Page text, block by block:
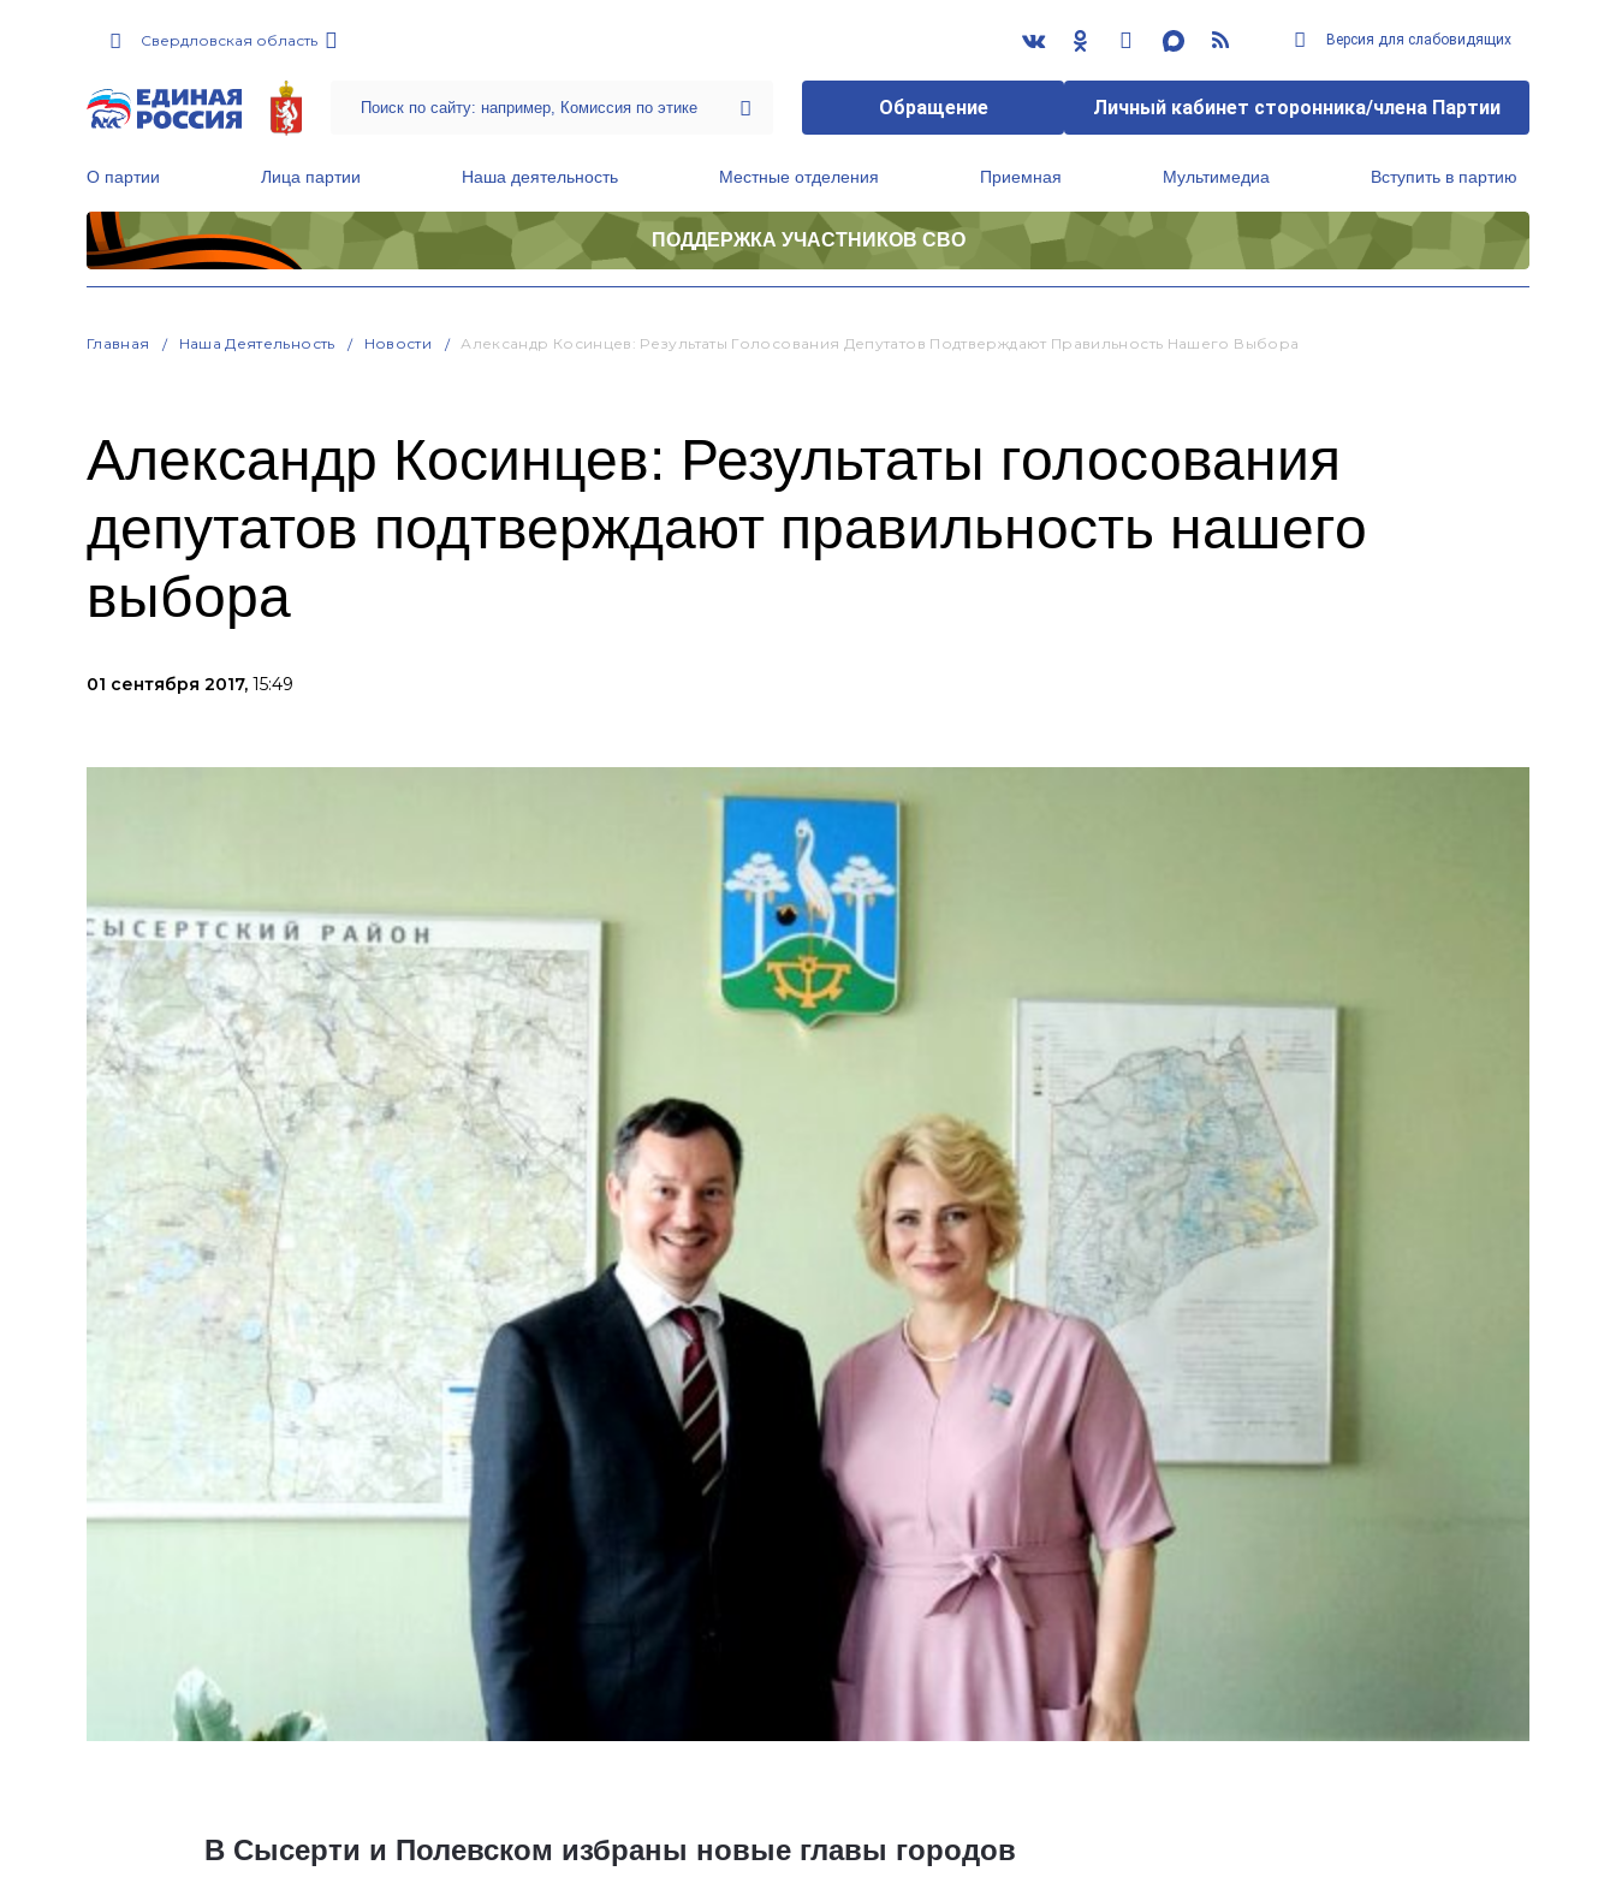
Свердловская область Версия для слабовидящих
Обращение Личный кабинет сторонника/члена Партии
О партии Лица партии Наша деятельность Местные отделения Приемная Мультимедиа Вступить в партию
ПОДДЕРЖКА УЧАСТНИКОВ СВО
Главная Наша Деятельность Новости Александр Косинцев: Результаты Голосования Депутатов Подтверждают Правильность Нашего Выбора
Александр Косинцев: Результаты голосования
депутатов подтверждают правильность нашего
выбора
01 сентября 2017, 15:49
В Сысерти и Полевском избраны новые главы городов